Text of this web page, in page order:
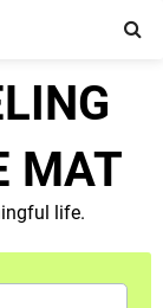
MAT
life.